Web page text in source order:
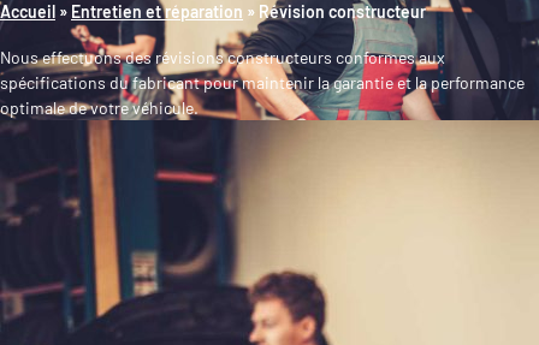
Accueil » Entretien et réparation » Révision constructeur
Nous effectuons des révisions constructeurs conformes aux
spécifications du fabricant pour maintenir la garantie et la performance
optimale de votre véhicule.